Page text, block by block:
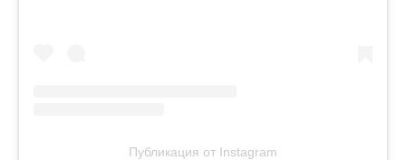
Публикация от Instagram